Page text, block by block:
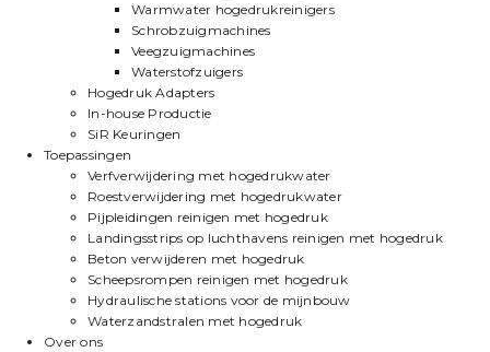
Warmwater hogedrukreinigers
Schrobzuigmachines
Veegzuigmachines
Waterstofzuigers
Hogedruk Adapters
In-house Productie
SiR Keuringen
Toepassingen
Verfverwijdering met hogedrukwater
Roestverwijdering met hogedrukwater
Pijpleidingen reinigen met hogedruk
Landingsstrips op luchthavens reinigen met hogedruk
Beton verwijderen met hogedruk
Scheepsrompen reinigen met hogedruk
Hydraulische stations voor de mijnbouw
Waterzandstralen met hogedruk
Over ons